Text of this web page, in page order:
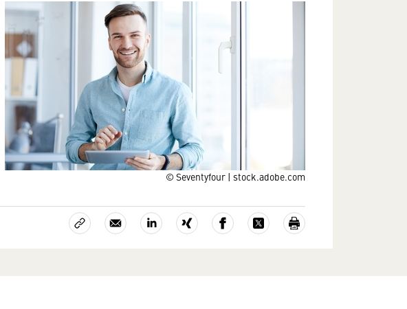
© Seventyfour | stock.adobe.com